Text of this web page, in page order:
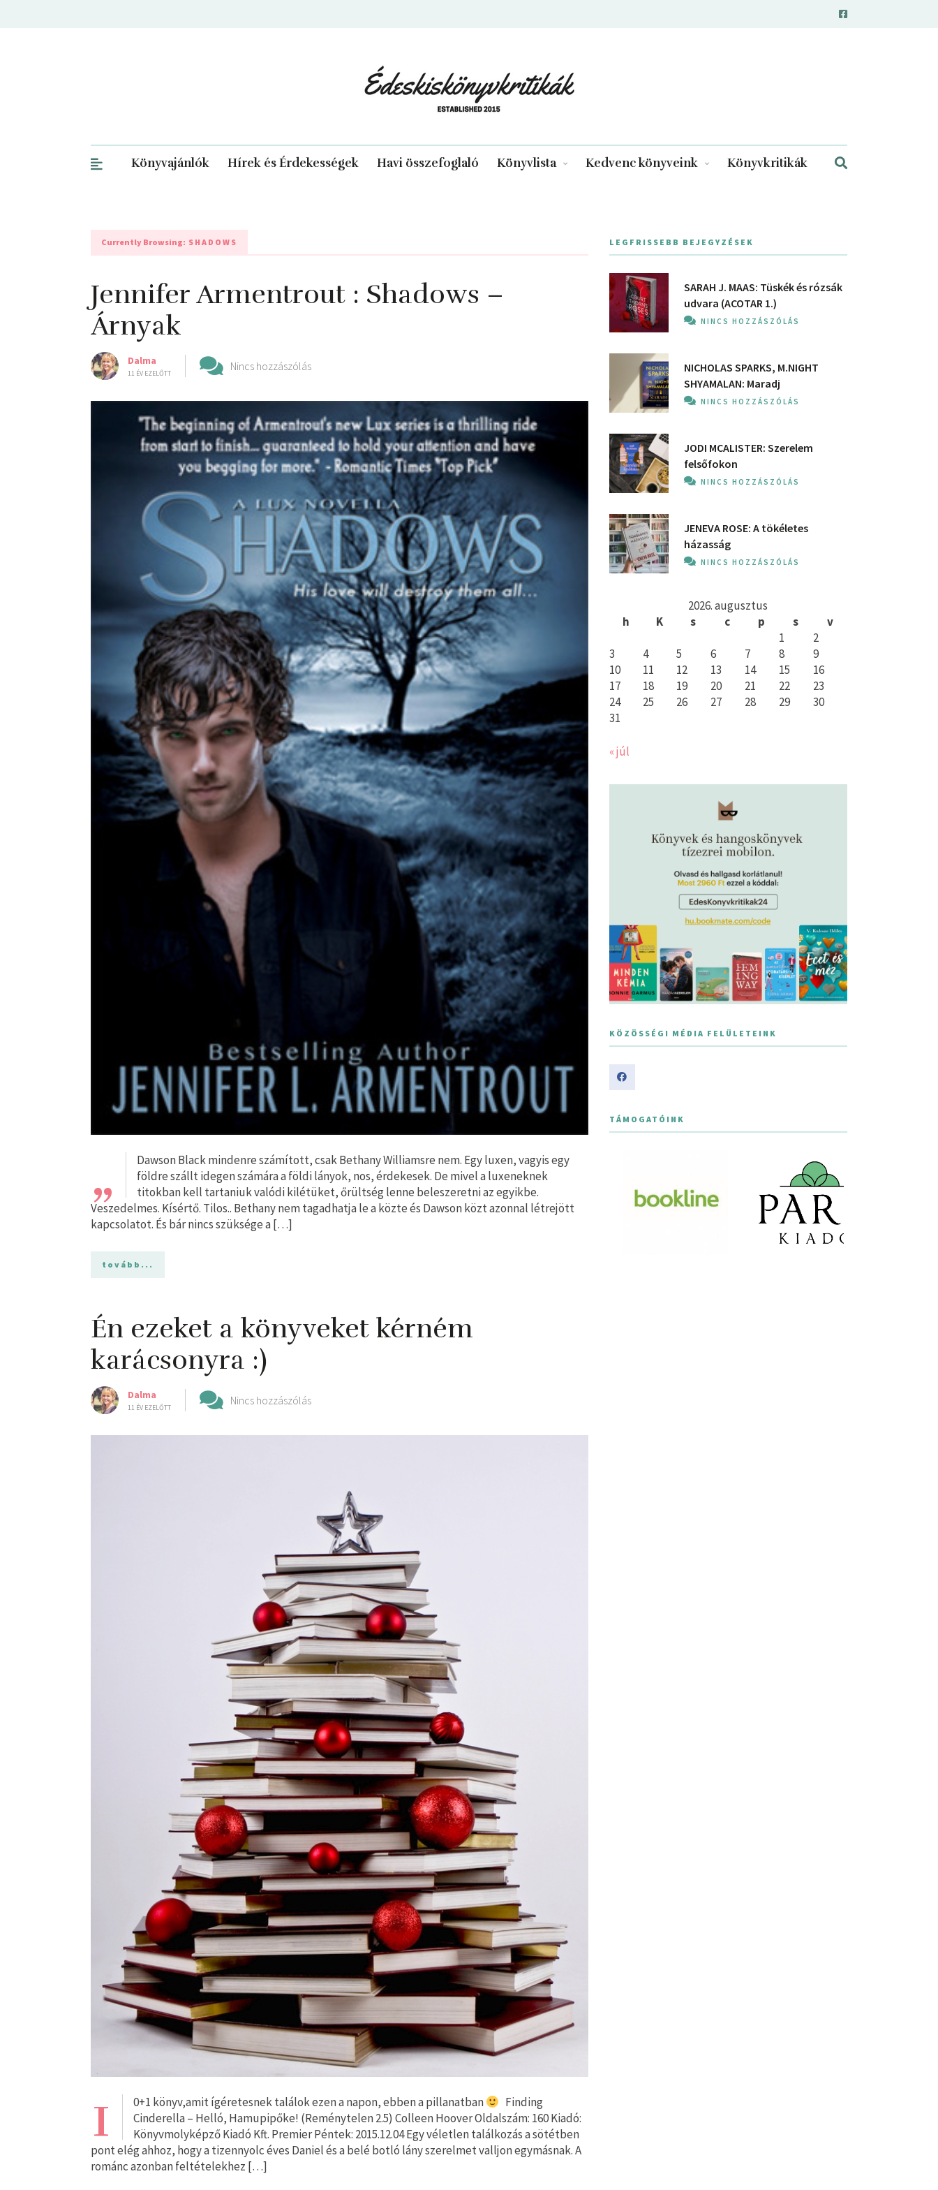
Könyvajánlók Hírek és Érdekességek Havi összefoglaló Könyvlista Kedvenc könyveink Könyvkritikák
Currently Browsing: SHADOWS
Jennifer Armentrout : Shadows –
Árnyak
Dalma
11 ÉV EZELŐTT
Nincs hozzászólás
„
Dawson Black mindenre számított, csak Bethany Williamsre nem. Egy luxen, vagyis egy
földre szállt idegen számára a földi lányok, nos, érdekesek. De mivel a luxeneknek
titokban kell tartaniuk valódi kilétüket, őrültség lenne beleszeretni az egyikbe.
Veszedelmes. Kísértő. Tilos.. Bethany nem tagadhatja le a közte és Dawson közt azonnal létrejött
kapcsolatot. És bár nincs szüksége a […]
tovább...
Én ezeket a könyveket kérném
karácsonyra :)
Dalma
11 ÉV EZELŐTT
Nincs hozzászólás
1 0+1 könyv,amit ígéretesnek találok ezen a napon, ebben a pillanatban
Finding
Cinderella – Helló, Hamupipőke! (Reménytelen 2.5) Colleen Hoover Oldalszám: 160 Kiadó:
Könyvmolyképző Kiadó Kft. Premier Péntek: 2015.12.04 Egy véletlen találkozás a sötétben
pont elég ahhoz, hogy a tizennyolc éves Daniel és a belé botló lány szerelmet valljon egymásnak. A
románc azonban feltételekhez […]
LEGFRISSEBB BEJEGYZÉSEK
SARAH J. MAAS: Tüskék és rózsák
udvara (ACOTAR 1.)
NINCS HOZZÁSZÓLÁS
NICHOLAS SPARKS, M.NIGHT
SHYAMALAN: Maradj
NINCS HOZZÁSZÓLÁS
JODI MCALISTER: Szerelem
felsőfokon
NINCS HOZZÁSZÓLÁS
JENEVA ROSE: A ​tökéletes
házasság
NINCS HOZZÁSZÓLÁS
2026. augusztus
h
K s c p s
v
1
2
3
4 5 6 7 8
9
10
11 12 13 14 15
16
17
18 19 20 21 22
23
24
25 26 27 28 29
30
31
« júl
KÖZÖSSÉGI MÉDIA FELÜLETEINK
TÁMOGATÓINK